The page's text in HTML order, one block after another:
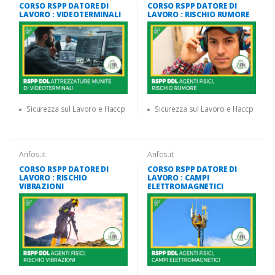
CORSO RSPP DATORE DI
LAVORO : VIDEOTERMINALI
Sicurezza sul Lavoro e Haccp
CORSO RSPP DATORE DI
LAVORO : RISCHIO RUMORE
Sicurezza sul Lavoro e Haccp
Anfos.it
CORSO RSPP DATORE DI
LAVORO : RISCHIO
VIBRAZIONI
Anfos.it
CORSO RSPP DATORE DI
LAVORO : CAMPI
ELETTROMAGNETICI